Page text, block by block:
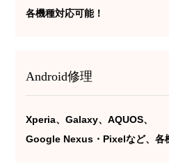
各機種対応可能！
Android修理
Xperia、Galaxy、AQUOS、
Google Nexus・Pixelなど、各